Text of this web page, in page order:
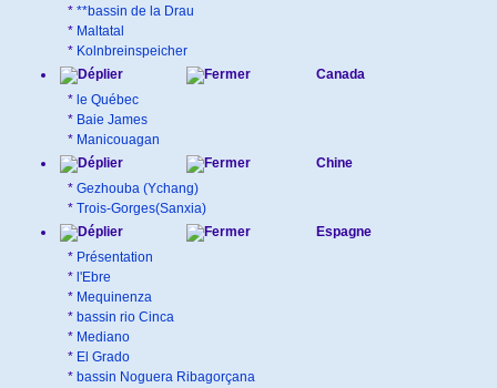
* **bassin de la Drau
* Maltatal
* Kolnbreinspeicher
Canada
* le Québec
* Baie James
* Manicouagan
Chine
* Gezhouba (Ychang)
* Trois-Gorges(Sanxia)
Espagne
* Présentation
* l'Ebre
* Mequinenza
* bassin rio Cinca
* Mediano
* El Grado
* bassin Noguera Ribagorçana